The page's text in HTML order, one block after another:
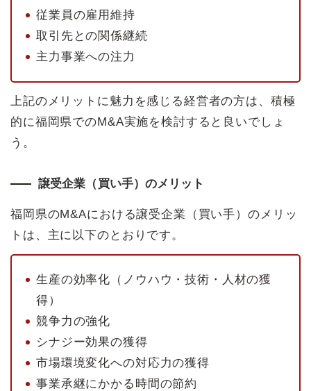
従業員の雇用維持
取引先との関係継続
主力事業への注力
上記のメリットに魅力を感じる経営者の方は、積極
的に福岡県でのM&A実施を検討すると良いでしょ
う。
譲受企業（買い手）のメリット
福岡県のM&Aにおける譲受企業（買い手）のメリッ
トは、主に以下のとおりです。
生産の効率化（ノウハウ・技術・人材の獲
得）
競争力の強化
シナジー効果の獲得
市場環境変化への対応力の獲得
事業承継にかかる時間の節約